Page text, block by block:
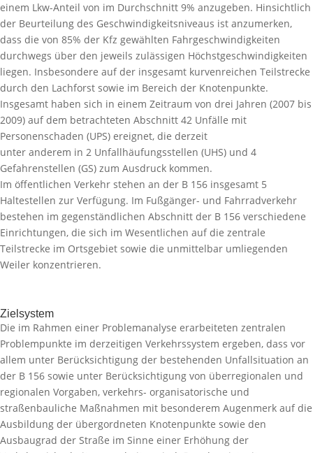
einem Lkw-Anteil von im Durchschnitt 9% anzugeben. Hinsichtlich
der Beurteilung des Geschwindigkeitsniveaus ist anzumerken,
dass die von 85% der Kfz gewählten Fahrgeschwindigkeiten
durchwegs über den jeweils zulässigen Höchstgeschwindigkeiten
liegen. Insbesondere auf der insgesamt kurvenreichen Teilstrecke
durch den Lachforst sowie im Bereich der Knotenpunkte.
Insgesamt haben sich in einem Zeitraum von drei Jahren (2007 bis
2009) auf dem betrachteten Abschnitt 42 Unfälle mit
Personenschaden (UPS) ereignet, die derzeit
unter anderem in 2 Unfallhäufungsstellen (UHS) und 4
Gefahrenstellen (GS) zum Ausdruck kommen.
Im öffentlichen Verkehr stehen an der B 156 insgesamt 5
Haltestellen zur Verfügung. Im Fußgänger- und Fahrradverkehr
bestehen im gegenständlichen Abschnitt der B 156 verschiedene
Einrichtungen, die sich im Wesentlichen auf die zentrale
Teilstrecke im Ortsgebiet sowie die unmittelbar umliegenden
Weiler konzentrieren.
Zielsystem
Die im Rahmen einer Problemanalyse erarbeiteten zentralen
Problempunkte im derzeitigen Verkehrssystem ergeben, dass vor
allem unter Berücksichtigung der bestehenden Unfallsituation an
der B 156 sowie unter Berücksichtigung von überregionalen und
regionalen Vorgaben, verkehrs- organisatorische und
straßenbauliche Maßnahmen mit besonderem Augenmerk auf die
Ausbildung der übergordneten Knotenpunkte sowie den
Ausbaugrad der Straße im Sinne einer Erhöhung der